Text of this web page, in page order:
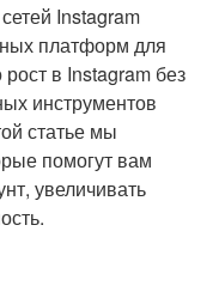
Instagram
платформ для
в Instagram без
инструментов
статье мы
помогут вам
увеличивать